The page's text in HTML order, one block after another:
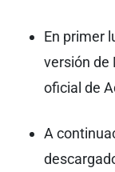
En primer
versión de
oficial de
A